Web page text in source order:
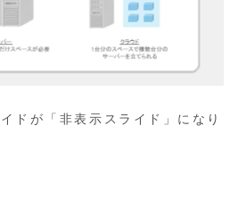
ドが「非表示スライド」になり